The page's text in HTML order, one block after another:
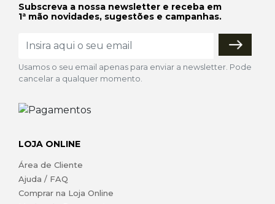
Subscreva a nossa newsletter e receba em
1ª mão novidades, sugestões e campanhas.
Usamos o seu email apenas para enviar a newsletter. Pode
cancelar a qualquer momento.
LOJA ONLINE
Área de Cliente
Ajuda / FAQ
Comprar na Loja Online